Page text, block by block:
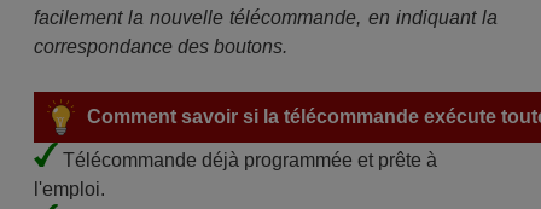
facilement la nouvelle télécommande, en indiquant la
correspondance des boutons.
Comment savoir si la télécommande exécute
Télécommande déjà programmée et prête à
l'emploi.